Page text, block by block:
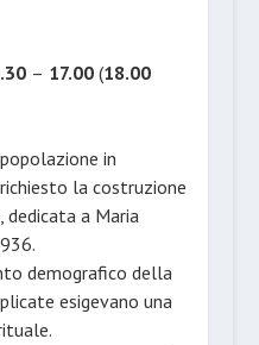
– 17.00 (18.00
in
la costruzione
dedicata a Maria
demografico della
esigevano una